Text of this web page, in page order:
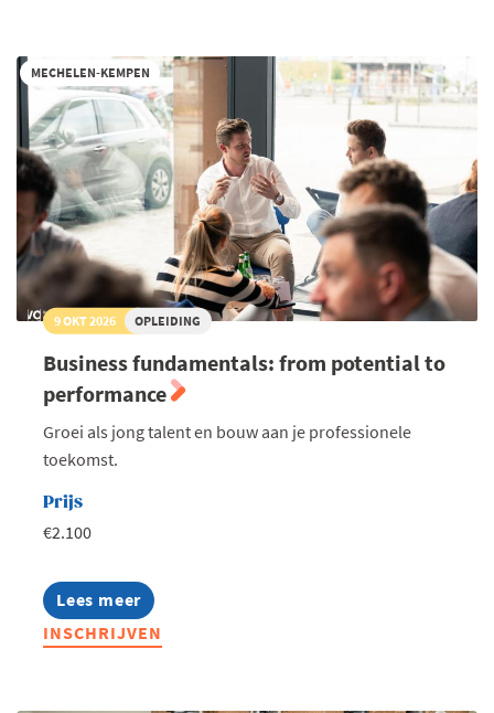
2027
MECHELEN-KEMPEN
9 OKT 2026 OPLEIDING
Business fundamentals: from potential to
performance
Groei als jong talent en bouw aan je professionele
toekomst.
Prijs
€2.100
Lees meer
about
Business
fundamentals:
INSCHRIJVEN